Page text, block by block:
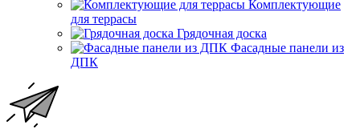
Комплектующие
для террасы
Грядочная доска
Фасадные панели из
ДПК